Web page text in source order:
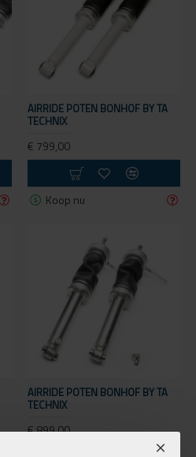
AIRRIDE POTEN BONHOF BY TA
TECHNIX
€ 799,00
Koop nu
AIRRIDE POTEN BONHOF BY TA
TECHNIX
€ 899,00